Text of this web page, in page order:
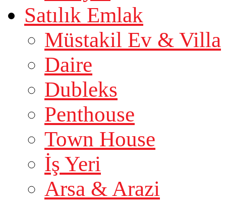
Satılık Emlak
Müstakil Ev & Villa
Daire
Dubleks
Penthouse
Town House
İş Yeri
Arsa & Arazi